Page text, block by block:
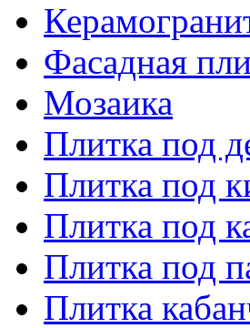
Фасадная
Мозаика
Плитка под
Плитка под
Плитка под
Плитка под
Плитка